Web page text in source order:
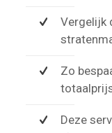
Vergelijk
Zo
Deze